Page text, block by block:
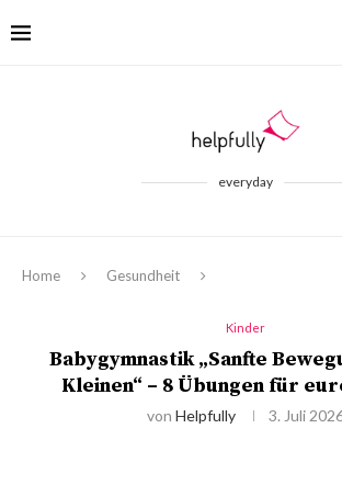
everyday
Home Gesundheit
Kinder
Babygymnastik „Sanfte
Kleinen“ – 8 Übungen für
von Helpfully 3. Juli